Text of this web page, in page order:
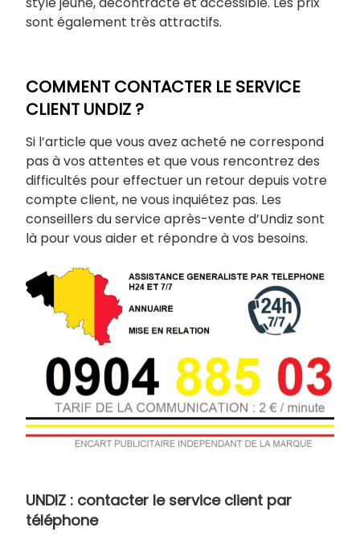
sont également très attractifs.
COMMENT CONTACTER LE SERVICE
CLIENT UNDIZ ?
Si l’article que vous avez acheté ne correspond
pas à vos attentes et que vous rencontrez des
difficultés pour effectuer un retour depuis votre
compte client, ne vous inquiétez pas. Les
conseillers du service après-vente d’Undiz sont
là pour vous aider et répondre à vos besoins.
UNDIZ : contacter le service client par
téléphone